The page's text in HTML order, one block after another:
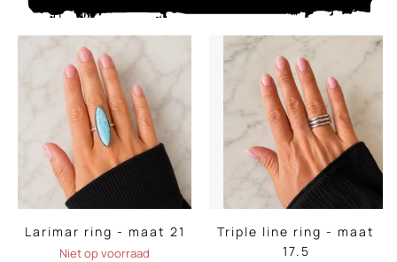
Larimar ring - maat 21
Niet op voorraad
Triple line ring - maat
17.5